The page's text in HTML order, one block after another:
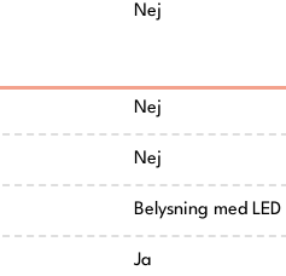
Nej
Nej
Nej
Belysning med LED
Ja